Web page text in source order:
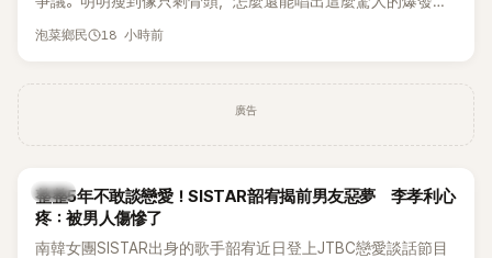
和音量？
泡菜鄉民 18 小時前
廣告
韓星
整整5年不敢談戀愛！SISTAR韶宥揭前男友惡夢 李孝利心
疼：被男人傷慘了
南韓女團SISTAR出身的歌手韶宥近日登上JTBC戀愛談話節目